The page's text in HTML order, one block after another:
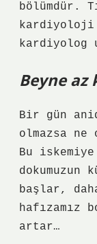
bölümdür.
kardiyoloji
kardiyolog
Beyne az
Bir gün
olmazsa ne
Bu
dokumuzun
başlar,
artar…